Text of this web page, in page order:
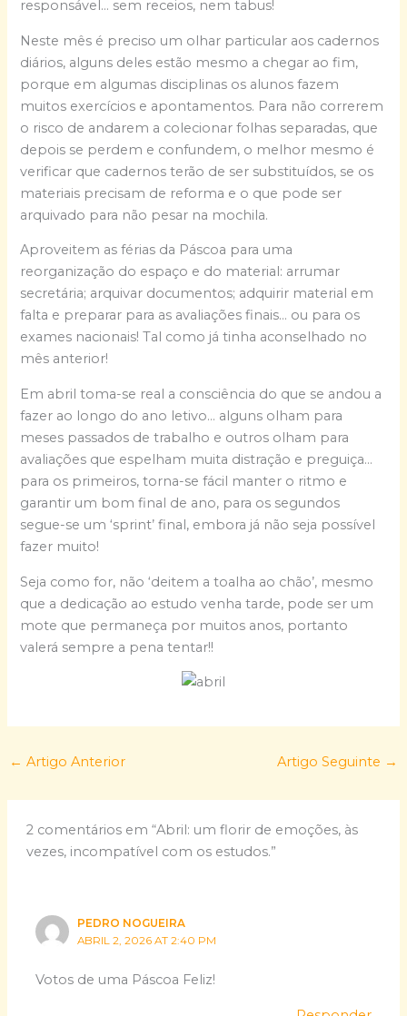
responsável… sem receios, nem tabus!
Neste mês é preciso um olhar particular aos cadernos
diários, alguns deles estão mesmo a chegar ao fim,
porque em algumas disciplinas os alunos fazem
muitos exercícios e apontamentos. Para não correrem
o risco de andarem a colecionar folhas separadas, que
depois se perdem e confundem, o melhor mesmo é
verificar que cadernos terão de ser substituídos, se os
materiais precisam de reforma e o que pode ser
arquivado para não pesar na mochila.
Aproveitem as férias da Páscoa para uma
reorganização do espaço e do material: arrumar
secretária; arquivar documentos; adquirir material em
falta e preparar para as avaliações finais… ou para os
exames nacionais! Tal como já tinha aconselhado no
mês anterior!
Em abril toma-se real a consciência do que se andou a
fazer ao longo do ano letivo… alguns olham para
meses passados de trabalho e outros olham para
avaliações que espelham muita distração e preguiça…
para os primeiros, torna-se fácil manter o ritmo e
garantir um bom final de ano, para os segundos
segue-se um ‘sprint’ final, embora já não seja possível
fazer muito!
Seja como for, não ‘deitem a toalha ao chão’, mesmo
que a dedicação ao estudo venha tarde, pode ser um
mote que permaneça por muitos anos, portanto
valerá sempre a pena tentar!!
← Artigo Anterior Artigo Seguinte →
2 comentários em “Abril: um florir de emoções, às
vezes, incompatível com os estudos.”
PEDRO NOGUEIRA
ABRIL 2, 2026 AT 2:40 PM
Votos de uma Páscoa Feliz!